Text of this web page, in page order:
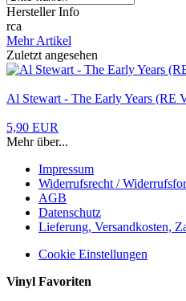
Hersteller Info
rca
Mehr Artikel
Zuletzt angesehen
Al Stewart - The Early Years (RE
5,90 EUR
Mehr über...
Impressum
Widerrufsrecht /
AGB
Datenschutz
Lieferung, Versandkosten,
Cookie Einstellungen
Vinyl Favoriten